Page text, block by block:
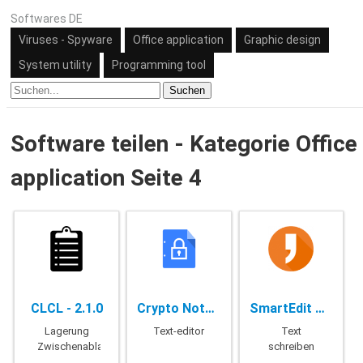
Softwares DE
Viruses - Spyware
Office application
Graphic design
System utility
Programming tool
Suchen
Software teilen - Kategorie Office
application Seite 4
CLCL - 2.1.0
Lagerung
Zwischenablage
Crypto Notepad - 1.6.7
Text-editor
SmartEdit Writer - 8.4
Text
schreiben